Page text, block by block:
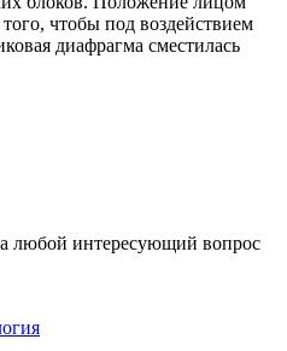
чтобы под воздействием
диафрагма сместилась
любой интересующий вопрос